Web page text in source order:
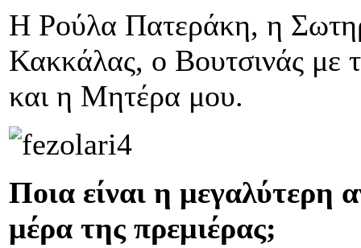
Η Ρούλα Πατεράκη, η
Κακκάλας, ο Βουτσινάς με
και η Μητέρα μου.
Ποια είναι η μεγαλύτερη
μέρα της πρεμιέρας;